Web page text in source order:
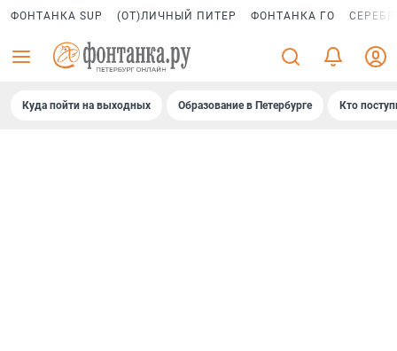
ФОНТАНКА SUP (ОТ)ЛИЧНЫЙ ПИТЕР ФОНТАНКА ГО
Куда пойти на выходных Образование в Петербурге Кто